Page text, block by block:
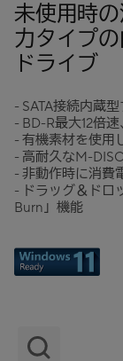
未使用時
力タイプ
ドライブ
- SATA接続内蔵
- BD-R最大12倍
- 有機素材を使用
- 高耐久なM-
- 非動作時に消費
- ドラッグ＆ドロ
Burn」機能